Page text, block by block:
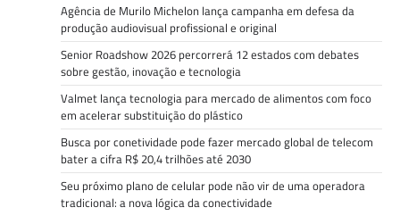
Agência de Murilo Michelon lança campanha em defesa da
produção audiovisual profissional e original
Senior Roadshow 2026 percorrerá 12 estados com debates
sobre gestão, inovação e tecnologia
Valmet lança tecnologia para mercado de alimentos com foco
em acelerar substituição do plástico
Busca por conetividade pode fazer mercado global de telecom
bater a cifra R$ 20,4 trilhões até 2030
Seu próximo plano de celular pode não vir de uma operadora
tradicional: a nova lógica da conectividade